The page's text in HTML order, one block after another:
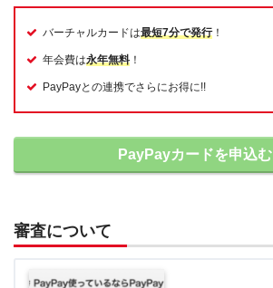
バーチャルカードは最短7分で発行！
年会費は永年無料 ！
PayPayとの連携でさらにお得に!!
PayPayカードを申込む
審査について